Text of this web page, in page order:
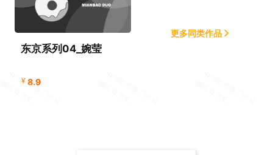
东京系列04_婉莹
¥ 8.9
更多同类作品